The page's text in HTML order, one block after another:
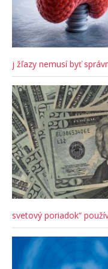
j žľazy nemusí byť
svetový poriadok“